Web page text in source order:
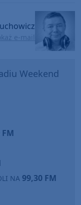
e-mail
Weekend
FM
NA 99,30 FM